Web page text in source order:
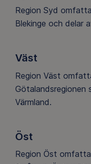
Region Syd
Blekinge och delar
Väst
Region Väst
Götalandsregionen
Värmland.
Öst
Region Öst